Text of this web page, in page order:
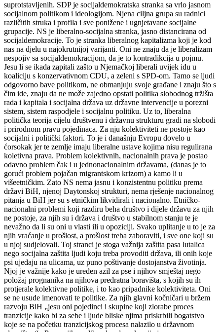
suprotstavljenih. SDP je socijaldemokratska stranka sa vrlo jasnom
socijalnom politikom i ideologijom. Njena ciljna grupa su radnici
različitih struka i profila i sve ponižene i ugnjetavane socijalne
grupacije. NS je liberalno-socijalna stranka, jasno distancirana od
socijaldemokracije. To je stranka liberalnog kapitalizma koji je kod
nas na djelu u najokrutnijoj varijanti. Oni ne znaju da je liberalizam
nespojiv sa socijaldemokracijom, da je to kontradikcija u pojmu.
Jesu li se ikada zapitali zašto u Njemačkoj liberali uvijek idu u
koaliciju s konzervativnom CDU, a zeleni s SPD-om. Tamo se ljudi
odgovorno bave politikom, ne obmanjuju svoje građane i znaju što s
čim ide, znaju da ne može zajedno opstati politika slobodnog tržišta
rada i kapitala i socijalna država uz državne intervencije u porezni
sistem, sistem raspodjele i socijalnu politiku. Uz to, liberalna
politička teorija cijelu društvenu i državnu strukturu gradi na slobodi
i prirodnom pravu pojedinaca. Za nju kolektiviteti ne postoje kao
socijalni i politički faktori. To je i današnju Evropu dovelo u
ćorsokak jer te zemlje imaju liberalne ustave kojima nisu regulirana
koletivna prava. Problem kolektivnih, nacionalnih prava je postao
odavno problem čak i u jednonacionalnim državama, (danas je to
gorući problem pojačan migrantskom krizom) a kamo li u
višeetničkim. Zato NS nema jasnu i konzistentnu politiku prema
državi BiH, njenoj Daytonskoj strukturi, nema rješenje nacionalnog
pitanja u BiH jer su s etničkim likvidirali i nacionalno. Etničko-
nacionalni problemi koji razdiru beha društvo i dijele državu za njih
ne postoje, za njih su i država i društvo u stabilnom stanju te je
nevažno da li su oni u vlasti ili u opoziciji. Svako uplitanje u to je za
njih vraćanje u prošlost, a prošlost treba zaboraviti, i sve one koji su
u njoj sudjelovali. Toj stranci je stoga važnija zaštita pasa lutalica
nego socijalna zaštita ljudi koju treba provoditi država, ili onih koje
psi ujedaju na ulicama, uz puno poštivanje dostojanstva životinja.
Njoj je važnije kako je uređen azil za pse i njihov smještaj nego
položaj prognanika na njihova predratna boravišta, s kojih su ih
protjerale kolektivne politike, i to kao pripadnike kolektiviteta. Oni
se ne usude imenovati te politike. Za njih glavni kočničari u bržem
razvoju BiH „jesu oni pojedinci i skupine koji zlorabe proces
tranzicije kako bi za sebe i ljude bliske njima priskrbili bogatstvo
koje se na početku tranzicijskog procesa nalazilo u državnom